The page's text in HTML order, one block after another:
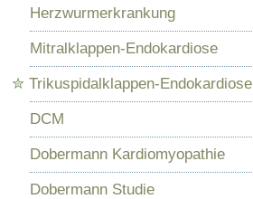
Herzwurmerkrankung
Mitralklappen-Endokardiose
✮Trikuspidalklappen-Endokardiose
DCM
Dobermann Kardiomyopathie
Dobermann Studie